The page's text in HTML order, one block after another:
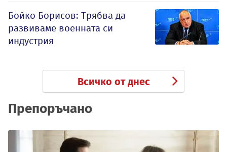
Бойко Борисов: Трябва да
развиваме военната си
индустрия
Всичко от днес
Препоръчано